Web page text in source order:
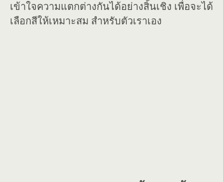
เข้าใจความแตกต่างกันได้อย่างสิ้นเชิง เพื่อจะได้
เลือกสีให้เหมาะสม สำหรับตัวเราเอง